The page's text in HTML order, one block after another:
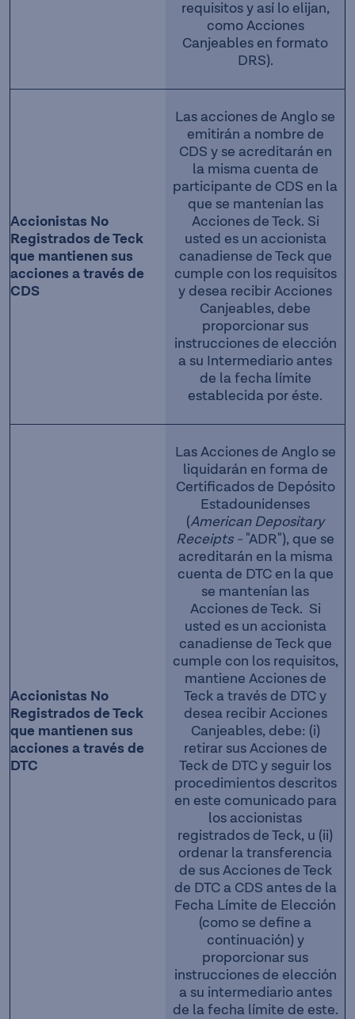
requisitos y así lo elijan,
como Acciones
Canjeables en formato
DRS).
Accionistas No
Registrados de Teck
que mantienen sus
acciones a través de
CDS
Las acciones de Anglo se
emitirán a nombre de
CDS y se acreditarán en
la misma cuenta de
participante de CDS en la
que se mantenían las
Acciones de Teck. Si
usted es un accionista
canadiense de Teck que
cumple con los requisitos
y desea recibir Acciones
Canjeables, debe
proporcionar sus
instrucciones de elección
a su Intermediario antes
de la fecha límite
establecida por éste.
Accionistas No
Registrados de Teck
que mantienen sus
acciones a través de
DTC
Las Acciones de Anglo se
liquidarán en forma de
Certificados de Depósito
Estadounidenses
(American Depositary
Receipts - "ADR"), que se
acreditarán en la misma
cuenta de DTC en la que
se mantenían las
Acciones de Teck. Si
usted es un accionista
canadiense de Teck que
cumple con los requisitos,
mantiene Acciones de
Teck a través de DTC y
desea recibir Acciones
Canjeables, debe: (i)
retirar sus Acciones de
Teck de DTC y seguir los
procedimientos descritos
en este comunicado para
los accionistas
registrados de Teck, u (ii)
ordenar la transferencia
de sus Acciones de Teck
de DTC a CDS antes de la
Fecha Límite de Elección
(como se define a
continuación) y
proporcionar sus
instrucciones de elección
a su intermediario antes
de la fecha límite de este.